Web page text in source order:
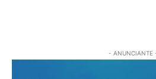
- ANUNCIANTE